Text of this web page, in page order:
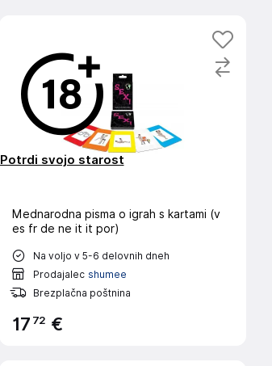
Mednarodna pisma o igrah s kartami (v
es fr de ne it it por)
Na voljo v 5-6 delovnih dneh
Prodajalec shumee
Brezplačna poštnina
17 72 €
Potrdi svojo starost